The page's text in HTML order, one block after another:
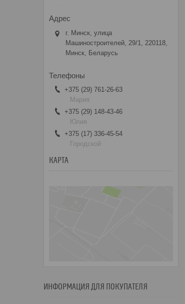
г. Минск, улица
Машиностроителей, 29/1, 220118,
Минск, Беларусь
+375 (29) 761-26-63
Мария
+375 (29) 148-43-46
Юлия
+375 (17) 336-45-54
Городской
КАРТА
ИНФОРМАЦИЯ ДЛЯ ПОКУПАТЕЛЯ